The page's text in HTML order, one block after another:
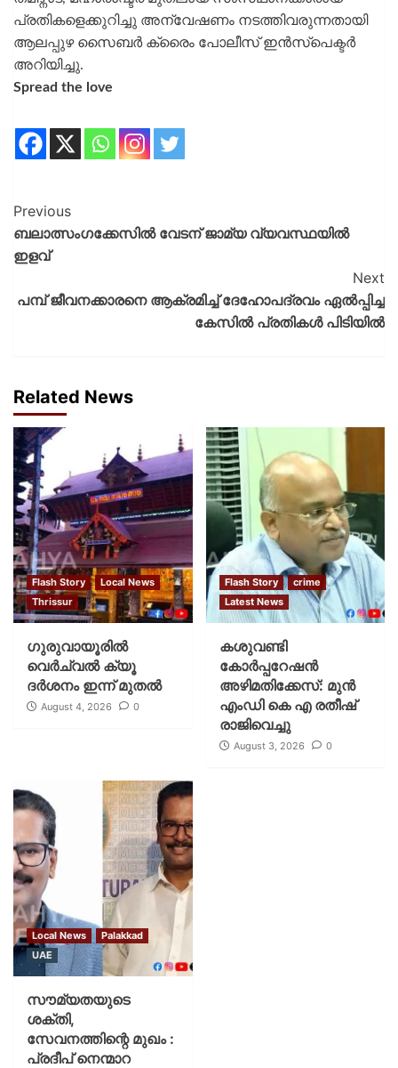
പ്രതികളെക്കുറിച്ചു അന്വേഷണം നടത്തിവരുന്നതായി
ആലപ്പുഴ സൈബർ ക്രൈം പോലീസ് ഇൻസ്‌പെക്ടർ
അറിയിച്ചു.
Spread the love
Previous
ബലാത്സംഗക്കേസില്‍ വേടന് ജാമ്യ വ്യവസ്ഥയില്‍
ഇളവ്
Next
പമ്പ് ജീവനക്കാരനെ ആക്രമിച്ച് ദേഹോപദ്രവം ഏൽപ്പിച്ച
കേസിൽ പ്രതികൾ പിടിയിൽ
Related News
Flash Story
Local News
Thrissur
ഗുരുവായൂരില്‍
വെര്‍ച്വല്‍ ക്യൂ
ദര്‍ശനം ഇന്ന് മുതല്‍
August 4, 2026 0
Flash Story
crime
Latest News
കശുവണ്ടി
കോര്‍പ്പറേഷന്‍
അഴിമതിക്കേസ്: മുന്‍
എംഡി കെ എ രതീഷ്
രാജിവെച്ചു
August 3, 2026 0
Local News
Palakkad
UAE
സൗമ്യതയുടെ
ശക്തി,
സേവനത്തിന്റെ മുഖം :
പ്രദീപ് നെന്മാറ